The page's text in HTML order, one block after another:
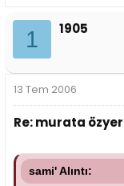
1 1905
13 Tem 2006
Re: murata
sami' Alıntı: